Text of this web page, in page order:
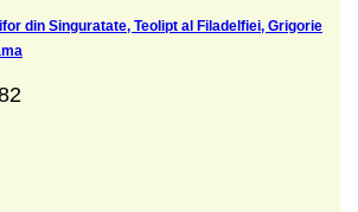
din Singuratate, Teolipt al Filadelfiei, Grigorie